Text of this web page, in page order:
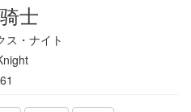
士
ス・ナイト